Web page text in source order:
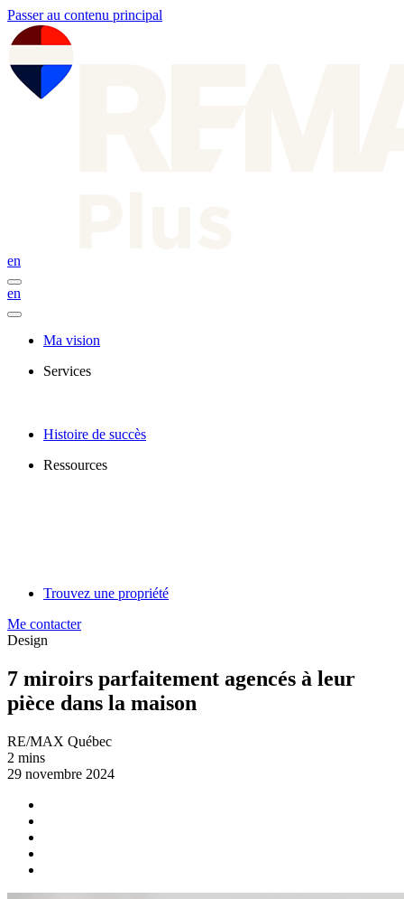
Passer au contenu principal
en
en
Ma vision
Services
Histoire de succès
Ressources
Trouvez une propriété
Me contacter
Design
7 miroirs parfaitement agencés à leur
pièce dans la maison
RE/MAX Québec
2 mins
29 novembre 2024